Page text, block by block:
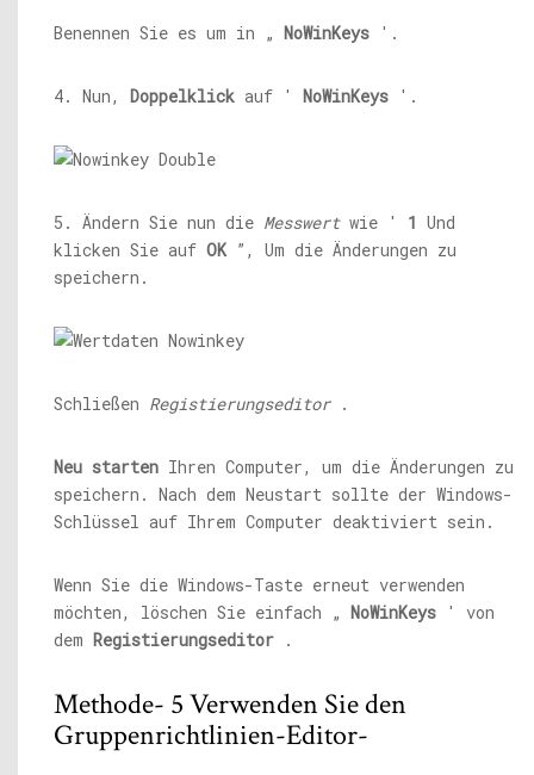
Benennen Sie es um in „ NoWinKeys '.
4. Nun, Doppelklick auf ' NoWinKeys '.
5. Ändern Sie nun die Messwertwie ' 1 Und
klicken Sie auf OK ”, Um die Änderungen zu
speichern.
Schließen Registierungseditor.
Neu starten Ihren Computer, um die Änderungen zu
speichern. Nach dem Neustart sollte der Windows-
Schlüssel auf Ihrem Computer deaktiviert sein.
Wenn Sie die Windows-Taste erneut verwenden
möchten, löschen Sie einfach „ NoWinKeys ' von
dem Registierungseditor .
Methode- 5 Verwenden Sie den
Gruppenrichtlinien-Editor-